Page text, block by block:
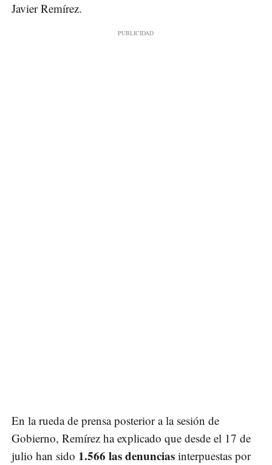
Javier Remírez.
En la rueda de prensa posterior a la sesión de
Gobierno, Remírez ha explicado que desde el 17 de
julio han sido 1.566 las denuncias interpuestas por